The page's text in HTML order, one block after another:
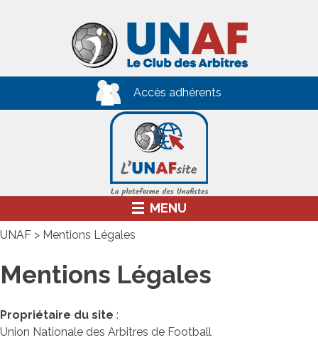
Accès adhérents
MENU
UNAF > Mentions Légales
Mentions Légales
Propriétaire du site :
Union Nationale des Arbitres de Football